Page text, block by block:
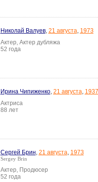
Николай Валуев, 21 августа, 1973
Актер, Актер дубляжа
52 года
Ирина Чипиженко, 21 августа, 1937
Актриса
88 лет
Сергей Брин, 21 августа, 1973
Sergey Brin
Актер, Продюсер
52 года